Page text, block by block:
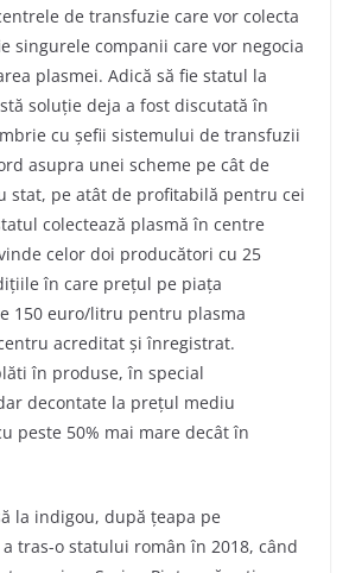
de transfuzie care vor colecta
singurele companii care vor negocia
plasmei. Adică să fie statul la
soluție deja a fost discutată în
cu șefii sistemului de transfuzii
asupra unei scheme pe cât de
stat, pe atât de profitabilă pentru cei
colectează plasmă în centre
celor doi producători cu 25
în care prețul pe piața
150 euro/litru pentru plasma
acreditat și înregistrat.
în produse, în special
decontate la prețul mediu
peste 50% mai mare decât în
la indigou, după țeapa pe
tras-o statului român în 2018, când